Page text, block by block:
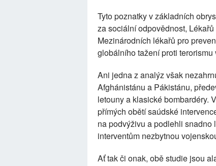
Tyto poznatky v základních
za sociální odpovědnost,
Mezinárodních lékařů pro
globálního tažení proti
Ani jedna z analýz však
Afghánistánu a Pákistánu,
letouny a klasické bombardéry.
přímých obětí saúdské
na podvýživu a podlehli
interventům nezbytnou
Ať tak či onak, obě studie jsou